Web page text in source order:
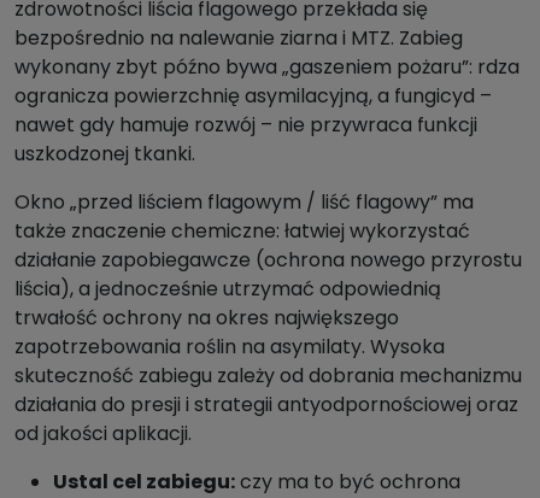
zdrowotności liścia flagowego przekłada się
bezpośrednio na nalewanie ziarna i MTZ. Zabieg
wykonany zbyt późno bywa „gaszeniem pożaru”: rdza
ogranicza powierzchnię asymilacyjną, a fungicyd –
nawet gdy hamuje rozwój – nie przywraca funkcji
uszkodzonej tkanki.
Okno „przed liściem flagowym / liść flagowy” ma
także znaczenie chemiczne: łatwiej wykorzystać
działanie zapobiegawcze (ochrona nowego przyrostu
liścia), a jednocześnie utrzymać odpowiednią
trwałość ochrony na okres największego
zapotrzebowania roślin na asymilaty. Wysoka
skuteczność zabiegu zależy od dobrania mechanizmu
działania do presji i strategii antyodpornościowej oraz
od jakości aplikacji.
Ustal cel zabiegu:czy ma to być ochrona